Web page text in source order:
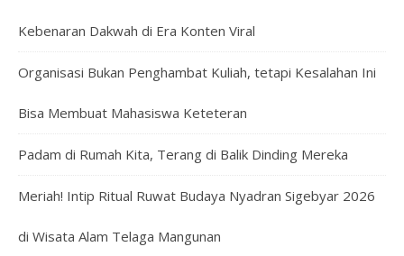
Kebenaran Dakwah di Era Konten Viral
Organisasi Bukan Penghambat Kuliah, tetapi Kesalahan Ini
Bisa Membuat Mahasiswa Keteteran
Padam di Rumah Kita, Terang di Balik Dinding Mereka
Meriah! Intip Ritual Ruwat Budaya Nyadran Sigebyar 2026
di Wisata Alam Telaga Mangunan